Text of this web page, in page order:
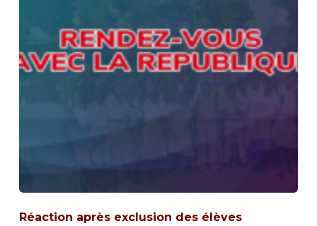
Réaction après exclusion des élèves